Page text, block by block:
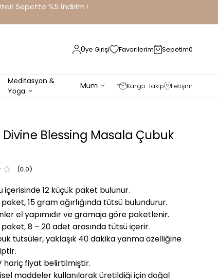
Üzeri Sepette %5 İndirim !
Üye Girişi Favorilerim Sepetim0
Meditasyon &
Yoga
Mum Kargo Takip İletişim
Blessing Masala Çubuk
0.0
içerisinde 12 küçük paket bulunur.
15 gram ağırlığında tütsü bulundurur.
el yapımıdır ve gramaja göre paketlenir.
paket, 8 – 20 adet arasında tütsü içerir.
tütsüler, yaklaşık 40 dakika yanma özelliğine
hariç fiyat belirtilmiştir.
maddeler kullanılarak üretildiği için doğal